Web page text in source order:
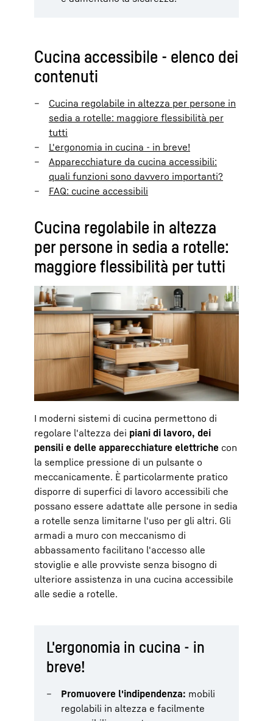
Cucina accessibile - elenco dei
contenuti
Cucina regolabile in altezza per persone in
sedia a rotelle: maggiore flessibilità per
tutti
L'ergonomia in cucina - in breve!
Apparecchiature da cucina accessibili:
quali funzioni sono davvero importanti?
FAQ: cucine accessibili
Cucina regolabile in altezza
per persone in sedia a rotelle:
maggiore flessibilità per tutti
I moderni sistemi di cucina permettono di
regolare l'altezza dei piani di lavoro, dei
pensili e delle apparecchiature elettriche con
la semplice pressione di un pulsante o
meccanicamente. È particolarmente pratico
disporre di superfici di lavoro accessibili che
possano essere adattate alle persone in sedia
a rotelle senza limitarne l'uso per gli altri. Gli
armadi a muro con meccanismo di
abbassamento facilitano l'accesso alle
stoviglie e alle provviste senza bisogno di
ulteriore assistenza in una cucina accessibile
alle sedie a rotelle.
L'ergonomia in cucina - in
breve!
Promuovere l'indipendenza: mobili
regolabili in altezza e facilmente